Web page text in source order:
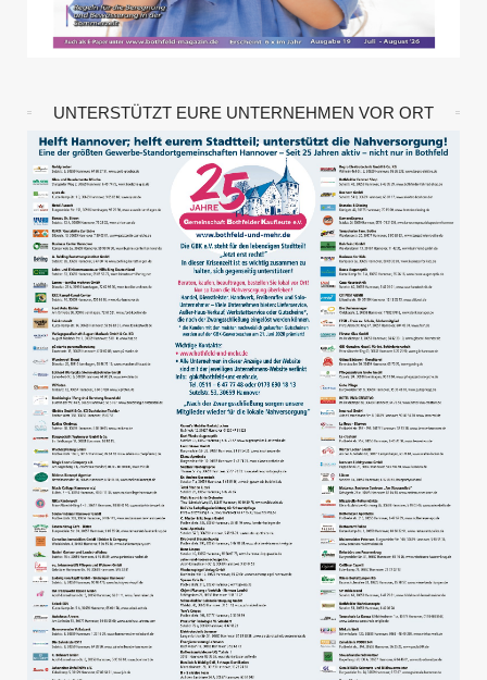
UNTERSTÜTZT EURE UNTERNEHMEN VOR ORT